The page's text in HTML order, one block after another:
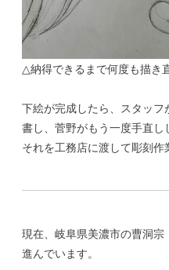
△納得できるまで何度も描き
下絵が完成したら、スタッ
書し、菅野がもう一度手直し
それを工務店に渡して彫刻作
現在、岐阜県美濃市の曹洞
進んでいます。